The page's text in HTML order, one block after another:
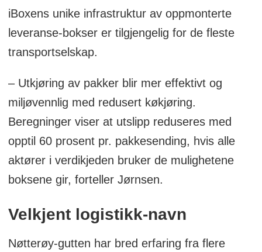
av Covid-19-pandemien.
iBoxens unike infrastruktur av oppmonterte
leveranse-bokser er tilgjengelig for de fleste
transportselskap.
– Utkjøring av pakker blir mer effektivt og
miljøvennlig med redusert køkjøring.
Beregninger viser at utslipp reduseres med
opptil 60 prosent pr. pakkesending, hvis alle
aktører i verdikjeden bruker de mulighetene
boksene gir, forteller Jørnsen.
Velkjent logistikk-navn
Nøtterøy-gutten har bred erfaring fra flere